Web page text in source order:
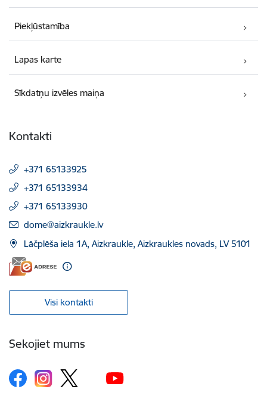
Piekļūstamība
Lapas karte
Sīkdatņu izvēles maiņa
Kontakti
+371 65133925
+371 65133934
+371 65133930
E-pasts:
dome@aizkraukle.lv
Lāčplēša iela 1A, Aizkraukle, Aizkraukles novads, LV 5101
Visi kontakti
Sekojiet mums